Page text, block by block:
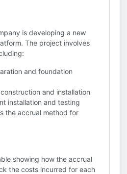
is developing a new
The project involves
and foundation
and installation
installation and testing
the accrual method for
showing how the accrual
the costs incurred for each